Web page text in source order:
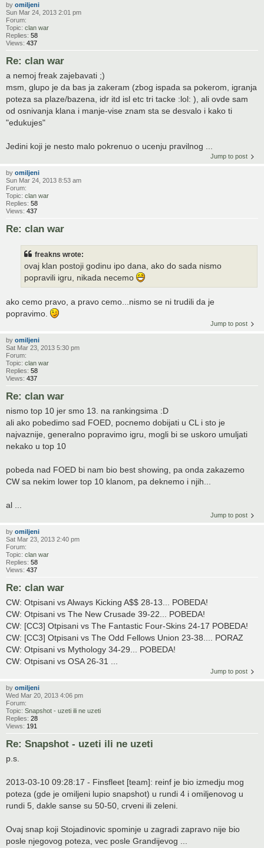
by omiljeni
Sun Mar 24, 2013 2:01 pm
Forum:
Topic: clan war
Replies: 58
Views: 437
Re: clan war
a nemoj freak zajebavati ;)
msm, glupo je da bas ja zakeram (zbog ispada sa pokerom, igranja
poteza sa plaze/bazena, idr itd isl etc tri tacke :lol: ), ali ovde sam
od osnivanja klana i manje-vise znam sta se desvalo i kako ti
"edukujes"
Jedini koji je nesto malo pokrenuo o ucenju pravilnog ...
Jump to post
by omiljeni
Sun Mar 24, 2013 8:53 am
Forum:
Topic: clan war
Replies: 58
Views: 437
Re: clan war
freakns wrote:
ovaj klan postoji godinu ipo dana, ako do sada nismo
popravili igru, nikada necemo
ako cemo pravo, a pravo cemo...nismo se ni trudili da je
popravimo.
Jump to post
by omiljeni
Sat Mar 23, 2013 5:30 pm
Forum:
Topic: clan war
Replies: 58
Views: 437
Re: clan war
nismo top 10 jer smo 13. na rankingsima :D
ali ako pobedimo sad FOED, pocnemo dobijati u CL i sto je
najvaznije, generalno popravimo igru, mogli bi se uskoro umuljati
nekako u top 10
pobeda nad FOED bi nam bio best showing, pa onda zakazemo
CW sa nekim lower top 10 klanom, pa deknemo i njih...
al ...
Jump to post
by omiljeni
Sat Mar 23, 2013 2:40 pm
Forum:
Topic: clan war
Replies: 58
Views: 437
Re: clan war
CW: Otpisani vs Always Kicking A$$ 28-13... POBEDA!
CW: Otpisani vs The New Crusade 39-22... POBEDA!
CW: [CC3] Otpisani vs The Fantastic Four-Skins 24-17 POBEDA!
CW: [CC3] Otpisani vs The Odd Fellows Union 23-38.... PORAZ
CW: Otpisani vs Mythology 34-29... POBEDA!
CW: Otpisani vs OSA 26-31 ...
Jump to post
by omiljeni
Wed Mar 20, 2013 4:06 pm
Forum:
Topic: Snapshot - uzeti ili ne uzeti
Replies: 28
Views: 191
Re: Snapshot - uzeti ili ne uzeti
p.s.
2013-03-10 09:28:17 - Finsfleet [team]: reinf je bio izmedju mog
poteza (gde je omiljeni lupio snapshot) u rundi 4 i omiljenovog u
rundi 5, dakle sanse su 50-50, crveni ili zeleni.
Ovaj snap koji Stojadinovic spominje u zagradi zapravo nije bio
posle njegovog poteza, vec posle Grandijevog ...